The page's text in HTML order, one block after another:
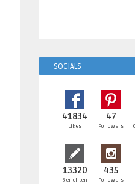
SOCIALS
41834
Likes
47
Followers
13320
Berichten
435
Followers